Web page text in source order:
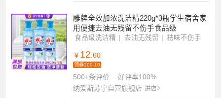
雕牌全效加浓洗洁精220g*3瓶学生宿舍家
用便捷去油无残留不伤手食品级
食品级洗洁精 去油无残留 祛味不伤手
￥ 12 .60
领券200-10
500+条评价
好评率100%
纳爱斯苏宁自营旗舰店 进店